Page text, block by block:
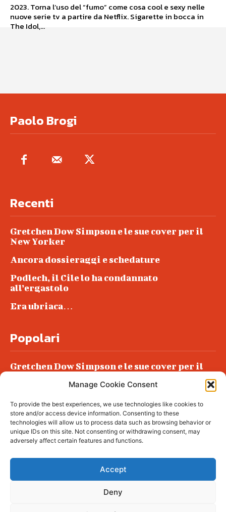
Manage Cookie Consent
To provide the best experiences, we use technologies like cookies to
store and/or access device information. Consenting to these
technologies will allow us to process data such as browsing behavior or
unique IDs on this site. Not consenting or withdrawing consent, may
adversely affect certain features and functions.
Accept
Deny
2023. Torna l’uso del “fumo” come cosa cool e sexy nelle
nuove serie tv a partire da Netflix. Sigarette in bocca in
The Idol,...
Paolo Brogi
Recenti
Gretchen Dow Simpson e le sue cover per il
New Yorker
Ancora dossieraggi e schedature
Podlech, il Cile lo ha condannato
all’ergastolo
Era ubriaca…
Popolari
Gretchen Dow Simpson e le sue cover per il
Podlech, il Cile lo ha condannato
all’ergastolo
Era ubriaca…
© tagDiv - All rights reserved. Made with